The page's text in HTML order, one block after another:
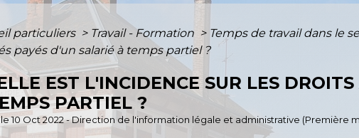
particuliers > Travail - Formation > Temps de travail dans le
payés d'un salarié à temps partiel ?
EST L'INCIDENCE SUR LES
PARTIEL ?
10 Oct 2022 - Direction de l'information légale et administrative (Première